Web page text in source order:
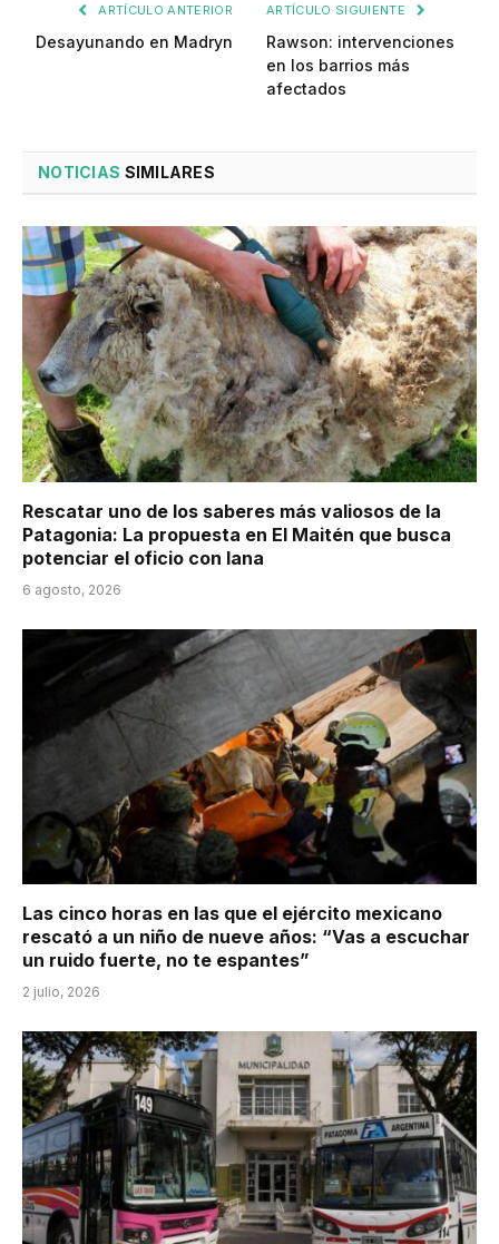
ARTÍCULO ANTERIOR
Desayunando en Madryn
ARTÍCULO SIGUIENTE
Rawson: intervenciones
en los barrios más
afectados
NOTICIAS SIMILARES
Rescatar uno de los saberes más valiosos de la
Patagonia: La propuesta en El Maitén que busca
potenciar el oficio con lana
6 agosto, 2026
Las cinco horas en las que el ejército mexicano
rescató a un niño de nueve años: “Vas a escuchar
un ruido fuerte, no te espantes”
2 julio, 2026